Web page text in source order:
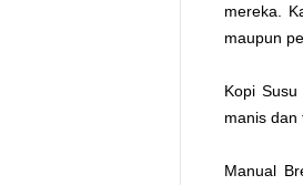
mereka.
maupun
Kopi
manis dan
Manual